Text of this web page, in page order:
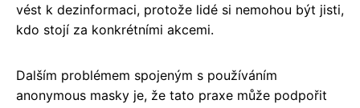
vést k dezinformaci, protože lidé si nemohou být jisti,
kdo stojí za konkrétními akcemi.
Dalším problémem spojeným s používáním
anonymous masky je, že tato praxe může podpořit